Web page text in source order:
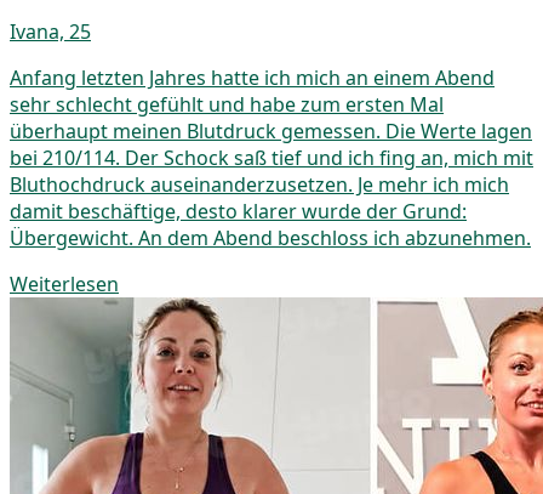
Ivana, 25
Anfang letzten Jahres hatte ich mich an einem Abend
sehr schlecht gefühlt und habe zum ersten Mal
überhaupt meinen Blutdruck gemessen. Die Werte lagen
bei 210/114. Der Schock saß tief und ich fing an, mich mit
Bluthochdruck auseinanderzusetzen. Je mehr ich mich
damit beschäftige, desto klarer wurde der Grund:
Übergewicht. An dem Abend beschloss ich abzunehmen.
Weiterlesen